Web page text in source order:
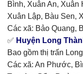
Bình, Xuân An, Xuân
Xuân Lập, Bàu Sen,
Các xã: Bảo Quang,
✅ Huyện Long
Bao gồm thị trấn
Các xã: An Phước,